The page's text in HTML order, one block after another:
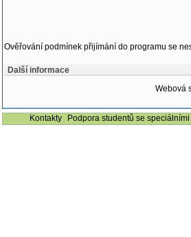
Ověřování podmínek přijímání do programu se
Další informace
Webová
Kontakty
Podpora studentů se